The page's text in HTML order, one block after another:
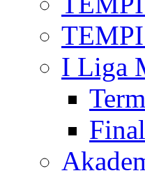
I Liga